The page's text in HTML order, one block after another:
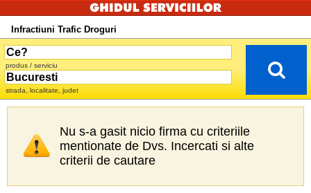
Infractiuni Trafic Droguri
produs / serviciu
strada, localitate, judet
Nu s-a gasit nicio firma cu criteriile
mentionate de Dvs. Incercati si alte
criterii de cautare